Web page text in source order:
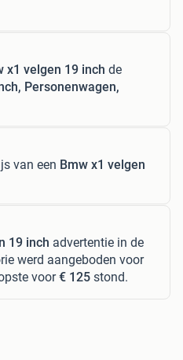
x1 velgen 19 inch de
Personenwagen,
van een Bmw x1 velgen
19 inch advertentie in de
werd aangeboden voor
voor€ 125 stond.